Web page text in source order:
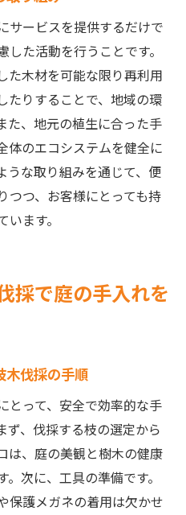
サービスを提供するだけで
た活動を行うことです。
た木材を可能な限り再利用
たりすることで、地域の環
た、地元の植生に合った手
体のエコシステムを健全に
うな取り組みを通じて、便
つつ、お客様にとっても持
ます。
採で庭の手入れを
木伐採の手順
とって、安全で効率的な手
ず、伐採する枝の選定から
は、庭の美観と樹木の健康
次に、工具の準備です。
保護メガネの着用は欠かせ